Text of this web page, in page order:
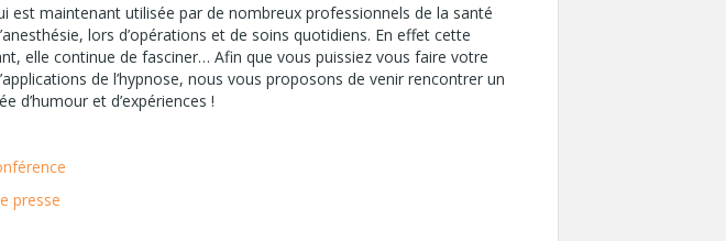
est maintenant utilisée par de nombreux professionnels de la santé
lors d’opérations et de soins quotidiens. En effet cette
elle continue de fasciner… Afin que vous puissiez vous faire votre
de l’hypnose, nous vous proposons de venir rencontrer un
d’humour et d’expériences !
presse